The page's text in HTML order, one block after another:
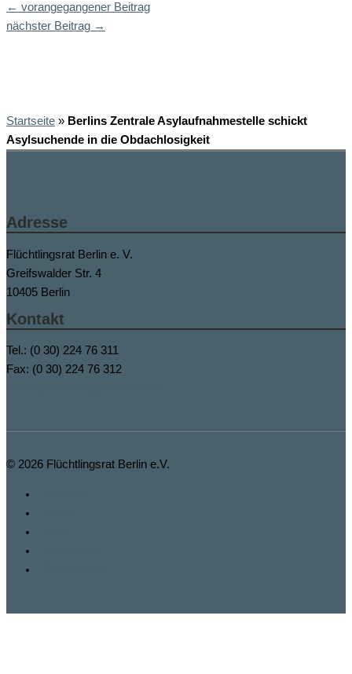
← vorangegangener Beitrag
nächster Beitrag →
Startseite » Berlins Zentrale Asylaufnahmestelle schickt
Asylsuchende in die Obdachlosigkeit
Adresse
Flüchtlingsrat Berlin e. V.
Greifswalder Str. 4
10405 Berlin
Kontakt
Tel.: (0 30) 224 76 311
Fax: (0 30) 224 76 312
© 2026 Flüchtlingsrat Berlin e.V.